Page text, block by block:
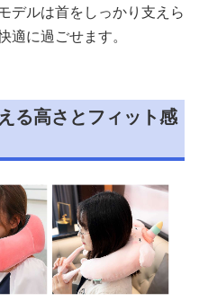
デルは首をしっかり支えら
に過ごせます。
る高さとフィット感